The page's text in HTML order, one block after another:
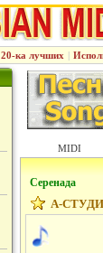
20-ка лучших |
MIDI
Серенада
А-